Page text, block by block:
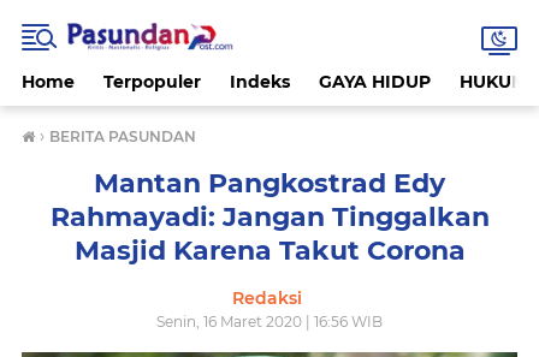
Home Terpopuler Indeks GAYA HIDUP HUKUM
› BERITA PASUNDAN
Mantan Pangkostrad Edy
Rahmayadi: Jangan Tinggalkan
Masjid Karena Takut Corona
Redaksi
Senin, 16 Maret 2020 | 16:56 WIB